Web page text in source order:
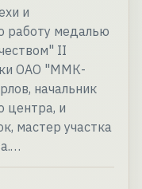
и
работу медалью
II
ОАО "ММК-
начальник
центра, и
мастер участка